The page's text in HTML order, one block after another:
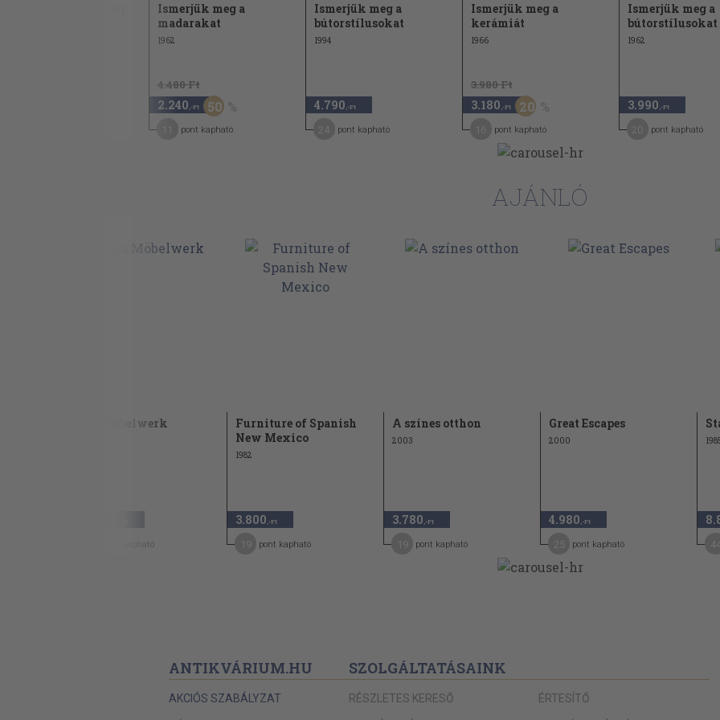
Ismerjük meg a
madarakat
1962
4.480 Ft
2.240 ,-Ft 50
pont kapható
Ismerjük meg a
bútorstílusokat
1994
4.790 ,-Ft
pont kapható
Ismerjük meg a
kerámiát
1966
3.980 Ft
3.180 ,-Ft 20
pont kapható
Ismerjük meg a
bútorstílusokat
1962
3.990 ,-Ft
pont kapható
AJÁNLÓ
Das Möbelwerk
pont kapható
Furniture of Spanish
New Mexico
1982
3.800 ,-Ft
pont kapható
A színes otthon
2003
3.780 ,-Ft
pont kapható
Great Escapes
2000
4.980 ,-Ft
pont kapható
1985
ANTIKVÁRIUM.HU
AKCIÓS SZABÁLYZAT
SZOLGÁLTATÁSAINK
RÉSZLETES KERESŐ ÉRTESÍTŐ